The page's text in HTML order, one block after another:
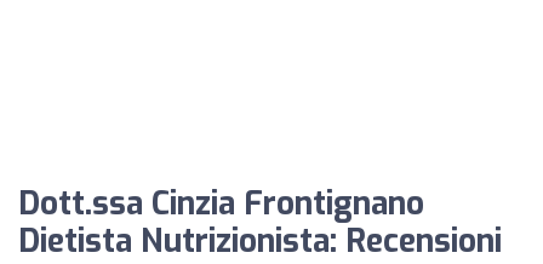
Dott.ssa Cinzia Frontignano
Dietista Nutrizionista: Recensioni